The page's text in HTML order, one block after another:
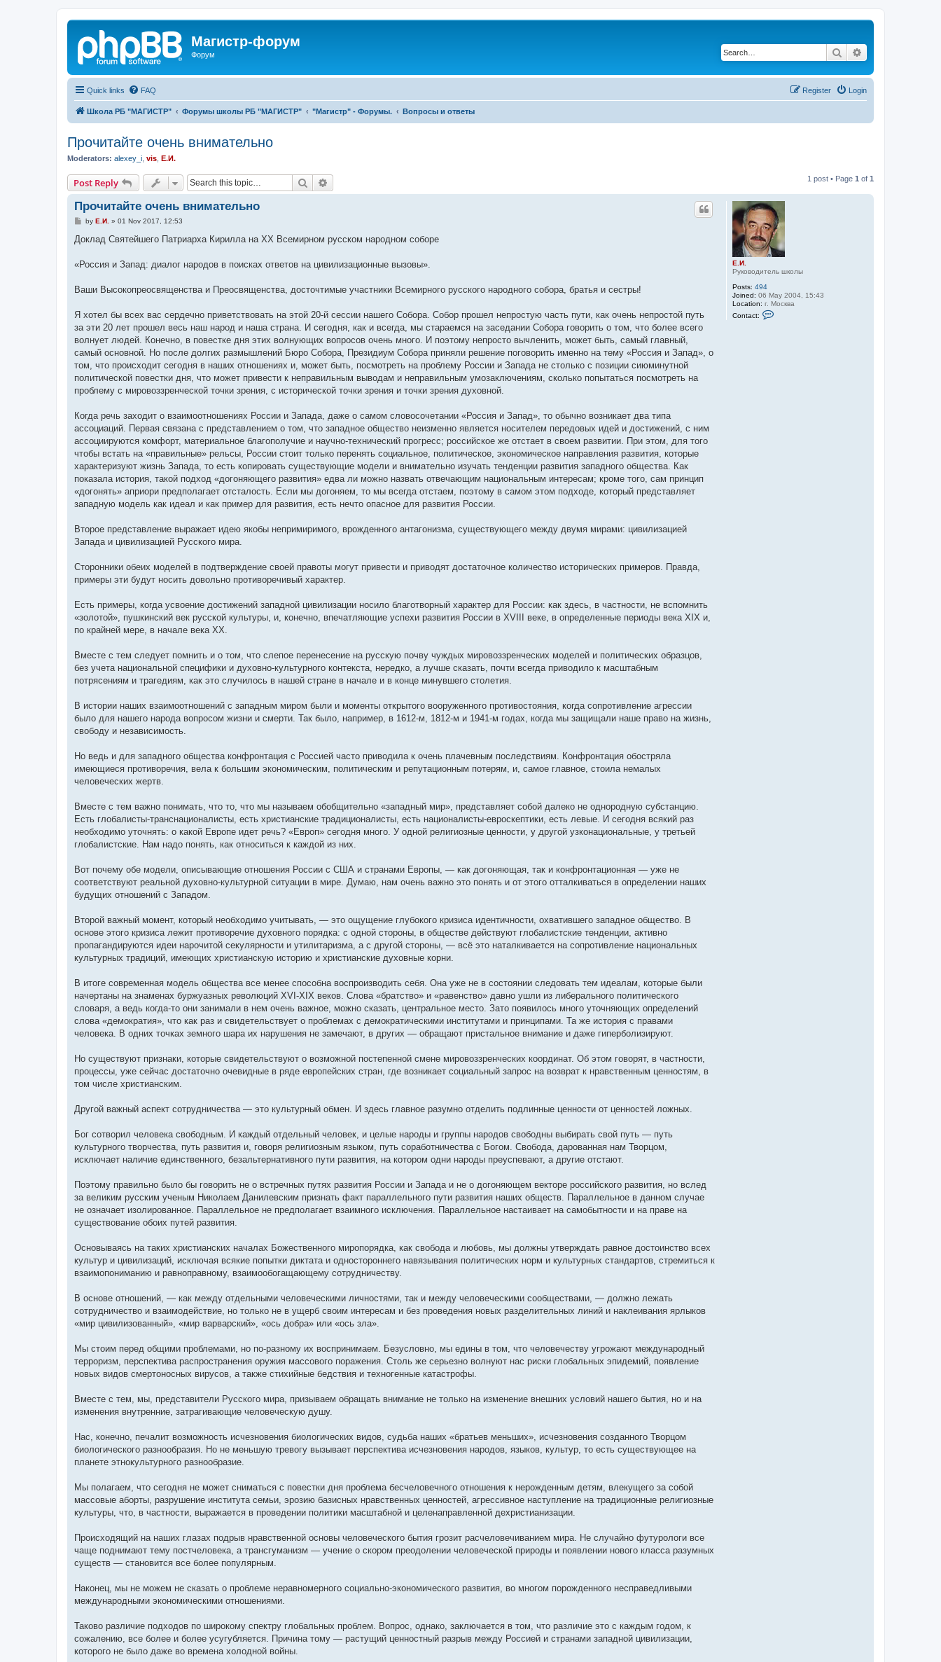
Магистр-форум
Форум Search
Quick links FAQ Login
Register
Школа РБ "МАГИСТР" Форумы школы РБ "МАГИСТР" "Магистр" - Форумы. Вопросы и ответы
Прочитайте очень внимательно
Moderators: alexey_i vis Е.И.
Post Reply Search 1 post • Page 1 of 1
Е.И.
Руководитель школы
Posts: 494
Joined: 06 May 2004, 15:43
Location: г. Москва
Contact:
Прочитайте очень внимательно
P
s
by Е.И. » 01 Nov 2017, 12:53
Доклад Святейшего Патриарха Кирилла на XХ Всемирном русском народном соборе
«Россия и Запад: диалог народов в поисках ответов на цивилизационные вызовы».
Ваши Высокопреосвященства и Преосвященства, досточтимые участники Всемирного русского народного собора, братья и сестры!
Я хотел бы всех вас сердечно приветствовать на этой 20-й сессии нашего Собора. Собор прошел непростую часть пути, как очень непростой путь
за эти 20 лет прошел весь наш народ и наша страна. И сегодня, как и всегда, мы стараемся на заседании Собора говорить о том, что более всего
волнует людей. Конечно, в повестке дня этих волнующих вопросов очень много. И поэтому непросто вычленить, может быть, самый главный,
самый основной. Но после долгих размышлений Бюро Собора, Президиум Собора приняли решение поговорить именно на тему «Россия и Запад», о
том, что происходит сегодня в наших отношениях и, может быть, посмотреть на проблему России и Запада не столько с позиции сиюминутной
политической повестки дня, что может привести к неправильным выводам и неправильным умозаключениям, сколько попытаться посмотреть на
проблему с мировоззренческой точки зрения, с исторической точки зрения и точки зрения духовной.
Когда речь заходит о взаимоотношениях России и Запада, даже о самом словосочетании «Россия и Запад», то обычно возникает два типа
ассоциаций. Первая связана с представлением о том, что западное общество неизменно является носителем передовых идей и достижений, с ним
ассоциируются комфорт, материальное благополучие и научно-технический прогресс; российское же отстает в своем развитии. При этом, для того
чтобы встать на «правильные» рельсы, России стоит только перенять социальное, политическое, экономическое направления развития, которые
характеризуют жизнь Запада, то есть копировать существующие модели и внимательно изучать тенденции развития западного общества. Как
показала история, такой подход «догоняющего развития» едва ли можно назвать отвечающим национальным интересам; кроме того, сам принцип
«догонять» априори предполагает отсталость. Если мы догоняем, то мы всегда отстаем, поэтому в самом этом подходе, который представляет
западную модель как идеал и как пример для развития, есть нечто опасное для развития России.
Второе представление выражает идею якобы непримиримого, врожденного антагонизма, существующего между двумя мирами: цивилизацией
Запада и цивилизацией Русского мира.
Сторонники обеих моделей в подтверждение своей правоты могут привести и приводят достаточное количество исторических примеров. Правда,
примеры эти будут носить довольно противоречивый характер.
Есть примеры, когда усвоение достижений западной цивилизации носило благотворный характер для России: как здесь, в частности, не вспомнить
«золотой», пушкинский век русской культуры, и, конечно, впечатляющие успехи развития России в XVIII веке, в определенные периоды века XIX и,
по крайней мере, в начале века XX.
Вместе с тем следует помнить и о том, что слепое перенесение на русскую почву чуждых мировоззренческих моделей и политических образцов,
без учета национальной специфики и духовно-культурного контекста, нередко, а лучше сказать, почти всегда приводило к масштабным
потрясениям и трагедиям, как это случилось в нашей стране в начале и в конце минувшего столетия.
В истории наших взаимоотношений с западным миром были и моменты открытого вооруженного противостояния, когда сопротивление агрессии
было для нашего народа вопросом жизни и смерти. Так было, например, в 1612-м, 1812-м и 1941-м годах, когда мы защищали наше право на жизнь,
свободу и независимость.
Но ведь и для западного общества конфронтация с Россией часто приводила к очень плачевным последствиям. Конфронтация обостряла
имеющиеся противоречия, вела к большим экономическим, политическим и репутационным потерям, и, самое главное, стоила немалых
человеческих жертв.
Вместе с тем важно понимать, что то, что мы называем обобщительно «западный мир», представляет собой далеко не однородную субстанцию.
Есть глобалисты-транснационалисты, есть христианские традиционалисты, есть националисты-евроскептики, есть левые. И сегодня всякий раз
необходимо уточнять: о какой Европе идет речь? «Европ» сегодня много. У одной религиозные ценности, у другой узконациональные, у третьей
глобалистские. Нам надо понять, как относиться к каждой из них.
Вот почему обе модели, описывающие отношения России с США и странами Европы, — как догоняющая, так и конфронтационная — уже не
соответствуют реальной духовно-культурной ситуации в мире. Думаю, нам очень важно это понять и от этого отталкиваться в определении наших
будущих отношений с Западом.
Второй важный момент, который необходимо учитывать, — это ощущение глубокого кризиса идентичности, охватившего западное общество. В
основе этого кризиса лежит противоречие духовного порядка: с одной стороны, в обществе действуют глобалистские тенденции, активно
пропагандируются идеи нарочитой секулярности и утилитаризма, а с другой стороны, — всё это наталкивается на сопротивление национальных
культурных традиций, имеющих христианскую историю и христианские духовные корни.
В итоге современная модель общества все менее способна воспроизводить себя. Она уже не в состоянии следовать тем идеалам, которые были
начертаны на знаменах буржуазных революций XVI-XIX веков. Слова «братство» и «равенство» давно ушли из либерального политического
словаря, а ведь когда-то они занимали в нем очень важное, можно сказать, центральное место. Зато появилось много уточняющих определений
слова «демократия», что как раз и свидетельствует о проблемах с демократическими институтами и принципами. Та же история с правами
человека. В одних точках земного шара их нарушения не замечают, в других — обращают пристальное внимание и даже гиперболизируют.
Но существуют признаки, которые свидетельствуют о возможной постепенной смене мировоззренческих координат. Об этом говорят, в частности,
процессы, уже сейчас достаточно очевидные в ряде европейских стран, где возникает социальный запрос на возврат к нравственным ценностям, в
том числе христианским.
Другой важный аспект сотрудничества — это культурный обмен. И здесь главное разумно отделить подлинные ценности от ценностей ложных.
Бог сотворил человека свободным. И каждый отдельный человек, и целые народы и группы народов свободны выбирать свой путь — путь
культурного творчества, путь развития и, говоря религиозным языком, путь соработничества с Богом. Свобода, дарованная нам Творцом,
исключает наличие единственного, безальтернативного пути развития, на котором одни народы преуспевают, а другие отстают.
Поэтому правильно было бы говорить не о встречных путях развития России и Запада и не о догоняющем векторе российского развития, но вслед
за великим русским ученым Николаем Данилевским признать факт параллельного пути развития наших обществ. Параллельное в данном случае
не означает изолированное. Параллельное не предполагает взаимного исключения. Параллельное настаивает на самобытности и на праве на
существование обоих путей развития.
Основываясь на таких христианских началах Божественного миропорядка, как свобода и любовь, мы должны утверждать равное достоинство всех
культур и цивилизаций, исключая всякие попытки диктата и одностороннего навязывания политических норм и культурных стандартов, стремиться к
взаимопониманию и равноправному, взаимообогащающему сотрудничеству.
В основе отношений, — как между отдельными человеческими личностями, так и между человеческими сообществами, — должно лежать
сотрудничество и взаимодействие, но только не в ущерб своим интересам и без проведения новых разделительных линий и наклеивания ярлыков
«мир цивилизованный», «мир варварский», «ось добра» или «ось зла».
Мы стоим перед общими проблемами, но по-разному их воспринимаем. Безусловно, мы едины в том, что человечеству угрожают международный
терроризм, перспектива распространения оружия массового поражения. Столь же серьезно волнуют нас риски глобальных эпидемий, появление
новых видов смертоносных вирусов, а также стихийные бедствия и техногенные катастрофы.
Вместе с тем, мы, представители Русского мира, призываем обращать внимание не только на изменение внешних условий нашего бытия, но и на
изменения внутренние, затрагивающие человеческую душу.
Нас, конечно, печалит возможность исчезновения биологических видов, судьба наших «братьев меньших», исчезновения созданного Творцом
биологического разнообразия. Но не меньшую тревогу вызывает перспектива исчезновения народов, языков, культур, то есть существующее на
планете этнокультурного разнообразие.
Мы полагаем, что сегодня не может сниматься с повестки дня проблема бесчеловечного отношения к нерожденным детям, влекущего за собой
массовые аборты, разрушение института семьи, эрозию базисных нравственных ценностей, агрессивное наступление на традиционные религиозные
культуры, что, в частности, выражается в проведении политики масштабной и целенаправленной дехристианизации.
Происходящий на наших глазах подрыв нравственной основы человеческого бытия грозит расчеловечиванием мира. Не случайно футурологи все
чаще поднимают тему постчеловека, а трансгуманизм — учение о скором преодолении человеческой природы и появлении нового класса разумных
существ — становится все более популярным.
Наконец, мы не можем не сказать о проблеме неравномерного социально-экономического развития, во многом порожденного несправедливыми
международными экономическими отношениями.
Таково различие подходов по широкому спектру глобальных проблем. Вопрос, однако, заключается в том, что различие это с каждым годом, к
сожалению, все более и более усугубляется. Причина тому — растущий ценностный разрыв между Россией и странами западной цивилизации,
которого не было даже во времена холодной войны.